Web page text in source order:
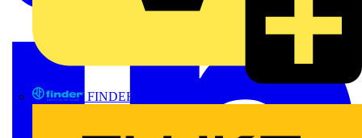
FINDER